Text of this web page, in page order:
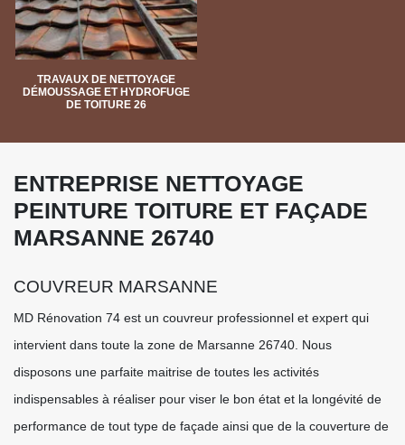
TRAVAUX DE NETTOYAGE
DÉMOUSSAGE ET HYDROFUGE
DE TOITURE 26
ENTREPRISE NETTOYAGE
PEINTURE TOITURE ET FAÇADE
MARSANNE 26740
COUVREUR MARSANNE
MD Rénovation 74 est un couvreur professionnel et expert qui
intervient dans toute la zone de Marsanne 26740. Nous
disposons une parfaite maitrise de toutes les activités
indispensables à réaliser pour viser le bon état et la longévité de
performance de tout type de façade ainsi que de la couverture de